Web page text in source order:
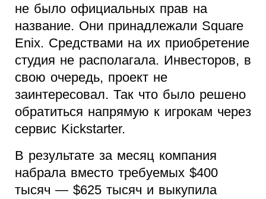
не было официальных прав на
название. Они принадлежали Square
Enix. Средствами на их приобретение
студия не располагала. Инвесторов, в
свою очередь, проект не
заинтересовал. Так что было решено
обратиться напрямую к игрокам через
сервис Kickstarter.
В результате за месяц компания
набрала вместо требуемых $400
тысяч — $625 тысяч и выкупила